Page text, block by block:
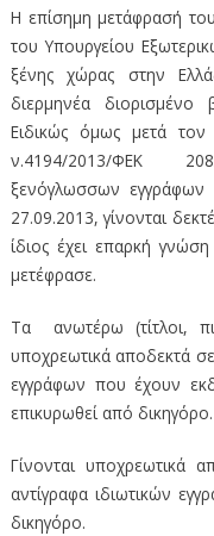
Η επίσημη μετάφρασή
του Υπουργείου
ξένης χώρας στην
διερμηνέα διορισμένο
Ειδικώς όμως μετά
ν.4194/2013/ΦΕΚ
ξενόγλωσσων εγγράφων
27.09.2013, γίνονται
ίδιος έχει επαρκή
μετέφρασε.
Τα ανωτέρω (τίτλοι,
υποχρεωτικά αποδεκτά
εγγράφων που έχουν
επικυρωθεί από δικηγόρο.
Γίνονται υποχρεωτικά
αντίγραφα ιδιωτικών
δικηγόρο.